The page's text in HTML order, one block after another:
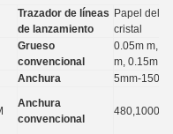
Trazador de líneas
de lanzamiento
Papel del
cristal
Grueso
convencional
0.05m m,
m, 0.15m
Anchura
5mm-
Anchura
convencional